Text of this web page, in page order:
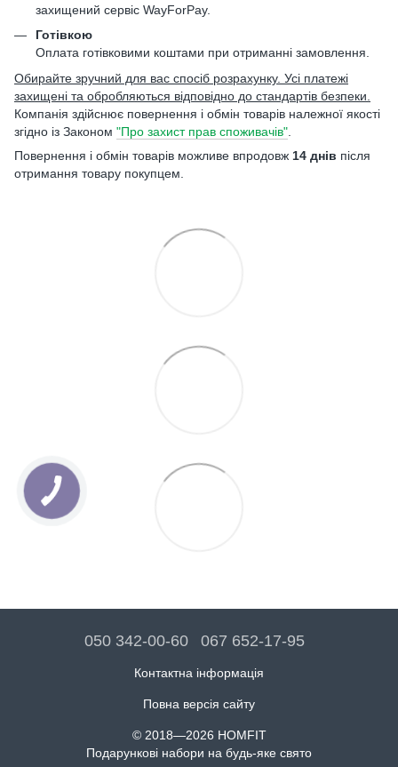
захищений сервіс WayForPay.
Готівкою
Оплата готівковими коштами при отриманні замовлення.
Обирайте зручний для вас спосіб розрахунку. Усі платежі
захищені та обробляються відповідно до стандартів безпеки.
Компанія здійснює повернення і обмін товарів належної якості
згідно із Законом "Про захист прав споживачів"
Повернення і обмін товарів можливе впродовж 14 днів після
отримання товару покупцем.
050 342-00-60 067 652-17-95
Контактна інформація
Повна версія сайту
© 2018—2026 HOMFIT
Подарункові набори на будь-яке свято